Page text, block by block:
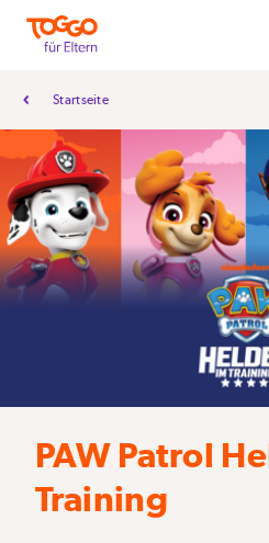
Startseite
PAW Patrol
Training